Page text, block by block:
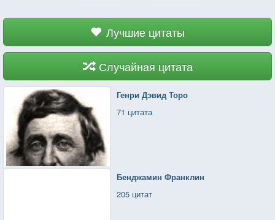
Лучшие цитаты
Случайная цитата
Генри Дэвид Торо
71 цитата
Бенджамин Франклин
205 цитат